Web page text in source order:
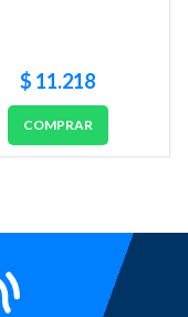
$ 11.218
COMPRAR